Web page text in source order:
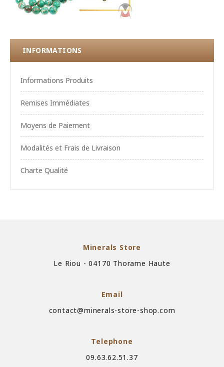
INFORMATIONS
Informations Produits
Remises Immédiates
Moyens de Paiement
Modalités et Frais de Livraison
Charte Qualité
Minerals Store
Le Riou - 04170 Thorame Haute
Email
contact@minerals-store-shop.com
Telephone
09.63.62.51.37